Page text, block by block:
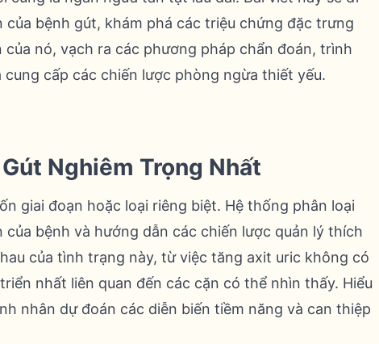
bệnh gút, khám phá các triệu chứng đặc trưng
nó, vạch ra các phương pháp chẩn đoán, trình
cấp các chiến lược phòng ngừa thiết yếu.
Nghiêm Trọng Nhất
giai đoạn hoặc loại riêng biệt. Hệ thống phân loại
bệnh và hướng dẫn các chiến lược quản lý thích
của tình trạng này, từ việc tăng axit uric không có
nhất liên quan đến các cặn có thể nhìn thấy. Hiểu
nhân dự đoán các diễn biến tiềm năng và can thiệp